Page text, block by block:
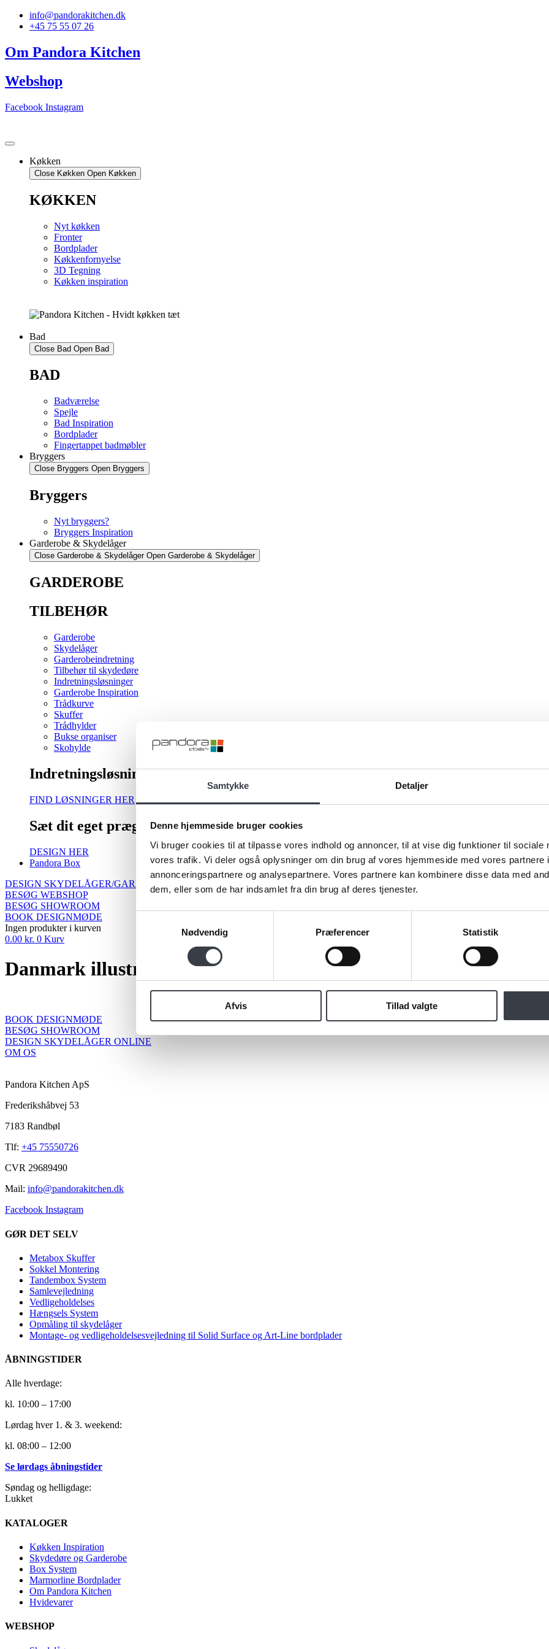
Samtykke Detaljer
Denne hjemmeside bruger cookies
Vi bruger cookies til at tilpasse vores indhold og annoncer, til at vise dig funktioner til sociale
vores trafik. Vi deler også oplysninger om din brug af vores hjemmeside med vores partnere
annonceringspartnere og analysepartnere. Vores partnere kan kombinere disse data med
dem, eller som de har indsamlet fra din brug af deres tjenester.
Nødvendig
Præferencer Statistik
Afvis Tillad valgte
Videreinfo@pandorakitchen.dk
+45 75 55 07 26
Om Pandora Kitchen
Webshop
Facebook Instagram
Køkken
Close Køkken Open Køkken
KØKKEN
Nyt køkken
Fronter
Bordplader
Køkkenfornyelse
3D Tegning
Køkken inspiration
Bad
Close Bad Open Bad
BAD
Badværelse
Spejle
Bad Inspiration
Bordplader
Fingertappet badmøbler
Bryggers
Close Bryggers Open Bryggers
Bryggers
Nyt bryggers?
Bryggers Inspiration
Garderobe & Skydelåger
Close Garderobe & Skydelåger Open Garderobe & Skydelåger
GARDEROBE
TILBEHØR
Garderobe
Skydelåger
Garderobeindretning
Tilbehør til skydedøre
Indretningsløsninger
Garderobe Inspiration
Trådkurve
Skuffer
Trådhylder
Bukse organiser
Skohylde
Indretningsløsning
FIND LØSNINGER HER
Sæt dit eget præg på din garderobe
DESIGN HER
Pandora Box
DESIGN SKYDELÅGER/GARDEROBE
BESØG WEBSHOP
BESØG SHOWROOM
BOOK DESIGNMØDE
Ingen produkter i kurven
0.00 kr. 0 Kurv
Danmark illustration
BOOK DESIGNMØDE
BESØG SHOWROOM
DESIGN SKYDELÅGER ONLINE
OM OS
Pandora Kitchen ApS
Frederikshåbvej 53
7183 Randbøl
Tlf: +45 75550726
CVR 29689490
Mail: info@pandorakitchen.dk
Facebook Instagram
GØR DET SELV
Metabox Skuffer
Sokkel Montering
Tandembox System
Samlevejledning
Vedligeholdelses
Hængsels System
Opmåling til skydelåger
Montage- og vedligeholdelsesvejledning til Solid Surface og Art-Line bordplader
ÅBNINGSTIDER
Alle hverdage:
kl. 10:00 – 17:00
Lørdag hver 1. & 3. weekend:
kl. 08:00 – 12:00
Se lørdags åbningstider
Søndag og helligdage:
Lukket
KATALOGER
Køkken Inspiration
Skydedøre og Garderobe
Box System
Marmorline Bordplader
Om Pandora Kitchen
Hvidevarer
WEBSHOP